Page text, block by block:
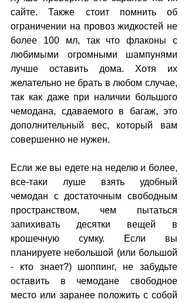
сайте. Также стоит помнить об
ограничении на провоз жидкостей не
более 100 мл, так что флаконы с
любимыми огромными шампунями
лучше оставить дома. Хотя их
желательно не брать в любом случае,
так как даже при наличии большого
чемодана, сдаваемого в багаж, это
дополнительный вес, который вам
совершенно не нужен.
Если же вы едете на неделю и более,
все-таки луше взять удобный
чемодан с достаточным свободным
пространством, чем пытаться
запихивать десятки вещей в
крошечную сумку. Если вы
планируете небольшой (или большой
- кто знает?) шоппинг, не забудьте
оставить в чемодане свободное
место или заранее положить с собой